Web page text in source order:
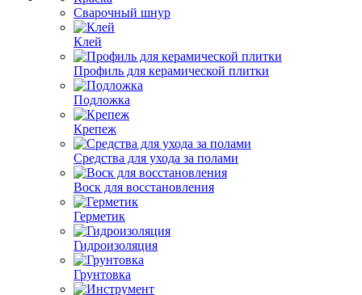
Сварочный шнур
Клей
Профиль для керамической плитки
Подложка
Крепеж
Средства для ухода за полами
Воск для восстановления
Герметик
Гидроизоляция
Грунтовка